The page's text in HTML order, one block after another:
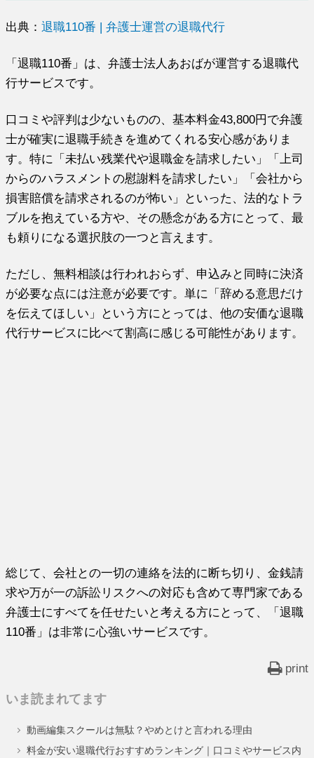
出典：退職110番 | 弁護士運営の退職代行
「退職110番」は、弁護士法人あおばが運営する退職代
行サービスです。
口コミや評判は少ないものの、基本料金43,800円で弁護
士が確実に退職手続きを進めてくれる安心感がありま
す。特に「未払い残業代や退職金を請求したい」「上司
からのハラスメントの慰謝料を請求したい」「会社から
損害賠償を請求されるのが怖い」といった、法的なトラ
ブルを抱えている方や、その懸念がある方にとって、最
も頼りになる選択肢の一つと言えます。
ただし、無料相談は行われおらず、申込みと同時に決済
が必要な点には注意が必要です。単に「辞める意思だけ
を伝えてほしい」という方にとっては、他の安価な退職
代行サービスに比べて割高に感じる可能性があります。
総じて、会社との一切の連絡を法的に断ち切り、金銭請
求や万が一の訴訟リスクへの対応も含めて専門家である
弁護士にすべてを任せたいと考える方にとって、「退職
110番」は非常に心強いサービスです。
print
いま読まれてます
動画編集スクールは無駄？やめとけと言われる理由
料金が安い退職代行おすすめランキング｜口コミやサービス内